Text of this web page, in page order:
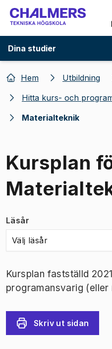
Gå till
Dina studier
Hem Utbildning
Hitta kurs- och
Materialteknik
Kursplan
Läsår
Välj läsår
Kursplan fastställd
programansvarig
Skriv ut sidan